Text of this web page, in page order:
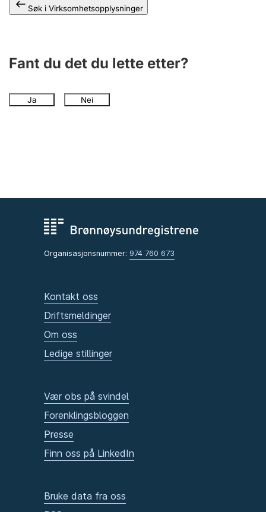
Søk i Virksomhetsopplysninger
Fant du det du lette etter?
Ja Nei
Organisasjonsnummer: 974 760 673
Kontakt oss
Driftsmeldinger
Om oss
Ledige stillinger
Vær obs på svindel
Forenklingsbloggen
Presse
Finn oss på LinkedIn
Bruke data fra oss